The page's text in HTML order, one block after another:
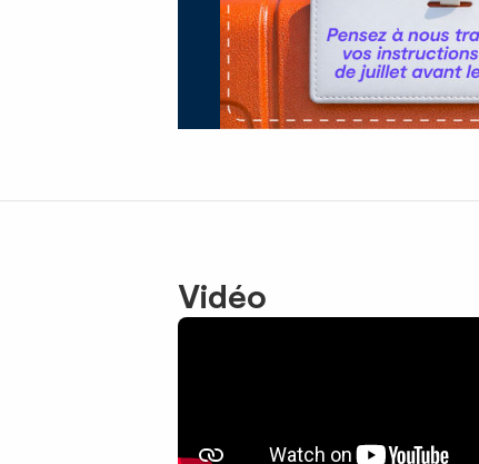
Vidéo